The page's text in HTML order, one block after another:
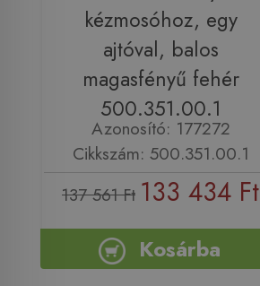
kézmosóhoz, egy
ajtóval, balos
magasfényű fehér
500.351.00.1
Azonosító: 177272
Cikkszám: 500.351.00.1
137 561 Ft 133 434 Ft
Kosárba